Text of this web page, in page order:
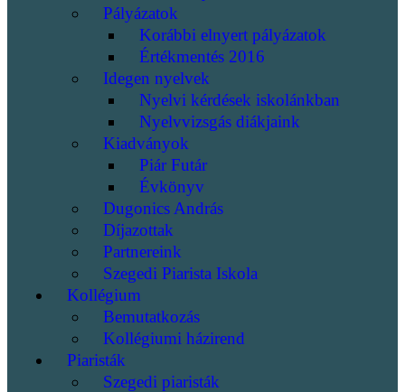
Pályázatok
Korábbi elnyert pályázatok
Értékmentés 2016
Idegen nyelvek
Nyelvi kérdések iskolánkban
Nyelvvizsgás diákjaink
Kiadványok
Piár Futár
Évkönyv
Dugonics András
Díjazottak
Partnereink
Szegedi Piarista Iskola
Kollégium
Bemutatkozás
Kollégiumi házirend
Piaristák
Szegedi piaristák